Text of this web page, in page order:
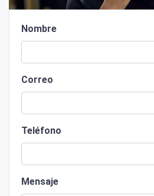
Nombre
Correo
Teléfono
Mensaje